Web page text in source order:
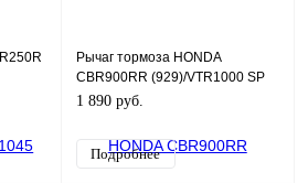
Рычаг тормоза HONDA
CBR900RR (929)/VTR1000 SP
Lfh1048
1 890 руб.
Подробнее